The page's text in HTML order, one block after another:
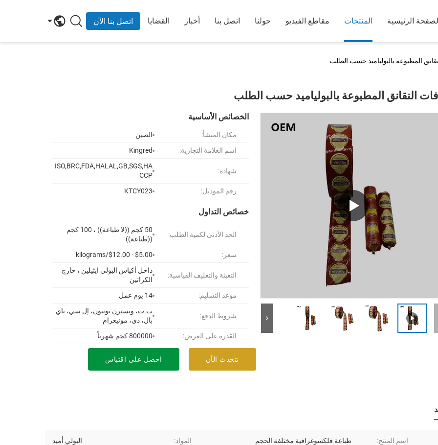
الرئيسية المنتجات مقاطع الفيديو حولنا اتصل بنا أخبار القضايا اتصل بنا الآن
المطبوعة بالبولياميد حسب الطلب
النقانق المطبوعة بالبولياميد حسب الطلب
الخصائص الأساسية
مكان المنشأ:
الصين
اسم العلامة التجارية:
Kingred
شهادة:
ISO,BRC,FDA,HALAL,GB,SGS,HA
CCP
رقم الموديل:
KTCY023
خصائص التداول
الحد الأدنى لكمية الطلب:
50 كجم ((لا طباعة)) ، 100 كجم
((طباعة))
سعر:
$5.00 - $12.00/kilograms
التعبئة والتغليف القياسية:
داخل أكياس البولي ايثيلين ، خارج
الكراتين
موعد التسليم:
14 يوم عمل
شروط الدفع:
ت.ت، ويسترن يونيون، إل سي، باي
بال، دي، مونيغرام
القدرة على العرض:
800000 كجم شهرياً
نتحدث الآن احصل على اقتباس
اسم المنتج:
طباعة فلكسوغرافية مختلفة الحجم
المواد: البولي أميد